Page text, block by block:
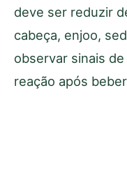
deve ser reduzir
cabeça, enjoo,
observar sinais
reação após